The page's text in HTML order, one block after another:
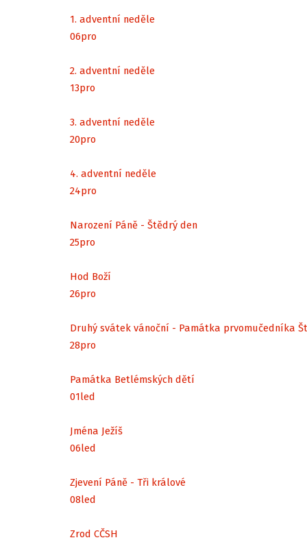
1. adventní neděle
06pro
2. adventní neděle
13pro
3. adventní neděle
20pro
4. adventní neděle
24pro
Narození Páně - Štědrý den
25pro
Hod Boží
26pro
Druhý svátek vánoční - Památka prvomučedníka
28pro
Památka Betlémských dětí
01led
Jména Ježíš
06led
Zjevení Páně - Tři králové
08led
Zrod CČSH